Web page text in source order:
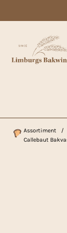
Assortiment /
Callebaut